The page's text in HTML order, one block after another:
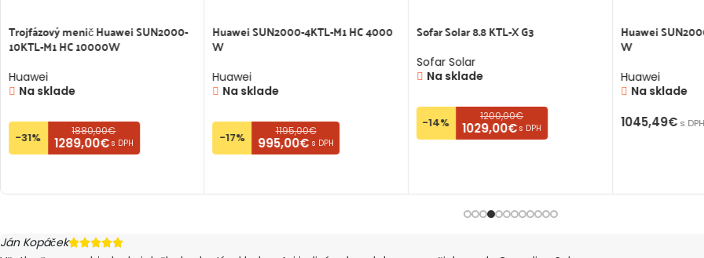
Trojfázový menič Huawei SUN2000-
10KTL-M1 HC 10000W
Huawei
Na sklade
-31% 1880,00€
1289,00€ s DPH
Huawei SUN2000-4KTL-M1 HC 4000
W
Huawei
Na sklade
-17% 1195,00€
995,00€ s DPH
Sofar Solar 8.8 KTL-X G3
Sofar Solar
Na sklade
-14% 1200,00€
1029,00€s DPH
Huawei
W
Huawei
Na sklade
1045,49€s DPH
Ján Kopáček